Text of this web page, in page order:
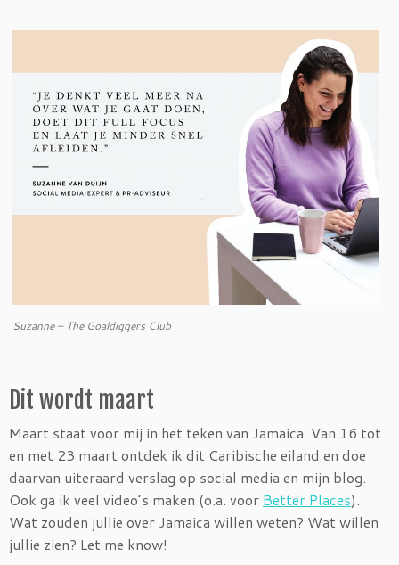
Suzanne – The Goaldiggers Club
Dit wordt maart
Maart staat voor mij in het teken van Jamaica. Van 16 tot
en met 23 maart ontdek ik dit Caribische eiland en doe
daarvan uiteraard verslag op social media en mijn blog.
Ook ga ik veel video’s maken (o.a. voor Better Places).
Wat zouden jullie over Jamaica willen weten? Wat willen
jullie zien? Let me know!